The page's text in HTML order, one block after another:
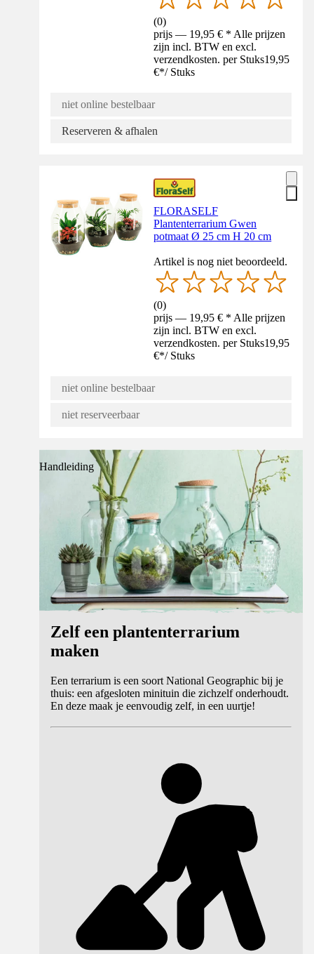
(0)
prijs — 19,95 € * Alle prijzen
zijn incl. BTW en excl.
verzendkosten. per Stuks19,95
€*/ Stuks
niet online bestelbaar
Reserveren & afhalen
FLORASELF
Plantenterrarium Gwen
potmaat Ø 25 cm H 20 cm
Artikel is nog niet beoordeeld.
(0)
prijs — 19,95 € * Alle prijzen
zijn incl. BTW en excl.
verzendkosten. per Stuks19,95
€*/ Stuks
niet online bestelbaar
niet reserveerbaar
Handleiding
Zelf een plantenterrarium
maken
Een terrarium is een soort National Geographic bij je
thuis: een afgesloten minituin die zichzelf onderhoudt.
En deze maak je eenvoudig zelf, in een uurtje!